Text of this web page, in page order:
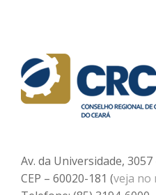
Av. da Universidade,
CEP – 60020-181 (veja no